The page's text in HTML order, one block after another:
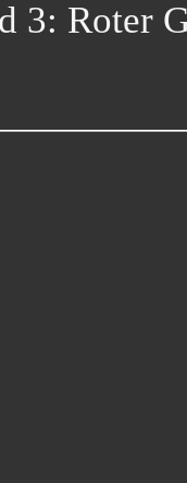
3: Roter